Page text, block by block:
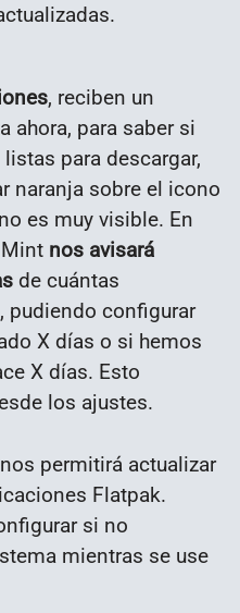
, reciben un
ahora, para saber si
para descargar,
naranja sobre el icono
es muy visible. En
nos avisará
de cuántas
pudiendo configurar
X días o si hemos
X días. Esto
los ajustes.
permitirá actualizar
Flatpak.
si no
mientras se use